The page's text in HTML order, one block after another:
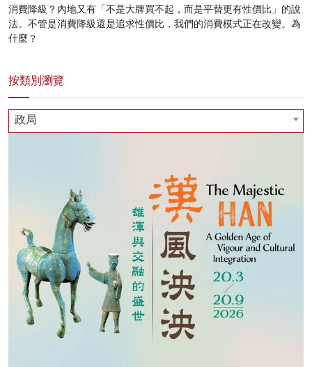
消費降級？內地又有「不是大牌買不起，而是平替更有性價比」的說
法。不管是消費降級還是追求性價比，我們的消費模式正在改變。為
什麼？
按類別瀏覽
政局